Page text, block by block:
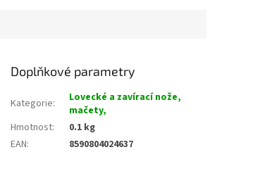
Doplňkové parametry
Kategorie:
Lovecké a zavírací nože,
mačety,
Hmotnost:
0.1 kg
EAN: 8590804024637